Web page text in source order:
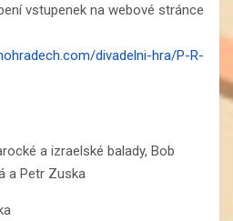
vstupenek na webové stránce
divadelni-hra/P-R-
a izraelské balady, Bob
a Petr Zuska